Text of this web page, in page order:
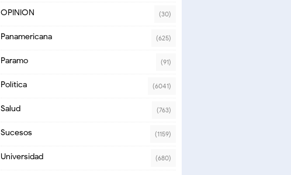
OPINION (30)
Panamericana (625)
Paramo (91)
Política (6041)
Salud (763)
Sucesos (1159)
Universidad (680)